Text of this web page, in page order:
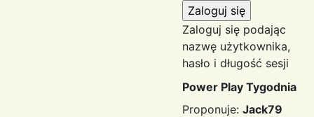
Zaloguj się podając
nazwę użytkownika,
hasło i długość sesji
Power Play Tygodnia
Proponuje: Jack79